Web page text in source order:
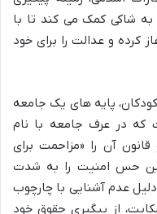
به شاکی کمک می کند تا با
کرده و عدالت را برای خود
کودکان، پایه های یک جامعه
که در عرف جامعه با نام
آن را «مزاحمت برای
این حس امنیت را به شدت
عدم آشنایی با چارچوب
از پیگیری حقوق خود